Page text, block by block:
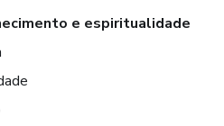
e espiritualidade